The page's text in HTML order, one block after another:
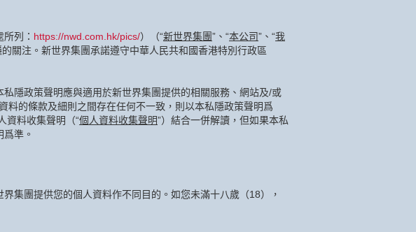
列： https://nwd.com.hk/pics/）（“新世界集團”、“本公司”、“我
關注。新世界集團承諾遵守中華人民共和國香港特別行政區
隱政策聲明應與適用於新世界集團提供的相關服務、網站及/或
料的條款及細則之間存在任何不一致，則以本私隱政策聲明爲
資料收集聲明（“個人資料收集聲明”）結合一併解讀，但如果本私
準。
集團提供您的個人資料作不同目的。如您未滿十八歲（18），